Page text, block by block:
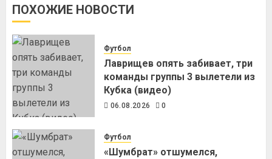
ПОХОЖИЕ НОВОСТИ
Футбол
Лаврищев опять забивает, три
команды группы 3 вылетели из
Кубка (видео)
06.08.2026 0
Футбол
«Шумбрат» отшумелся,